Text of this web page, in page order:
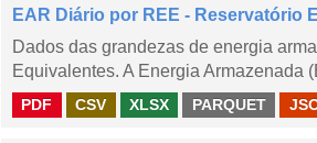
EAR Diário por REE - Reservatório
Dados das grandezas de energia
Equivalentes. A Energia Armazenada
PDF CSV XLSX PARQUET